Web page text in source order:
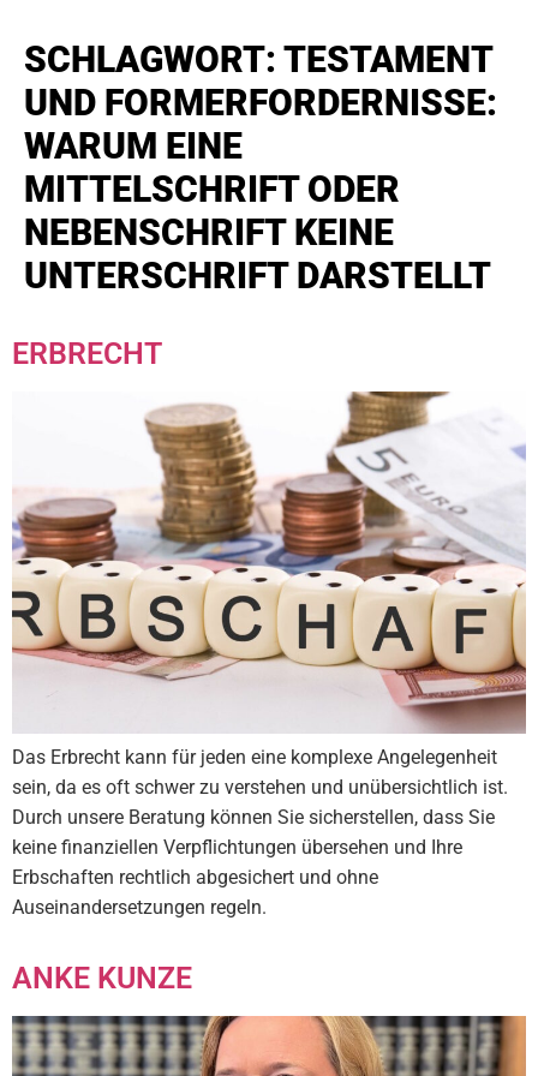
SCHLAGWORT: TESTAMENT
UND FORMERFORDERNISSE:
WARUM EINE
MITTELSCHRIFT ODER
NEBENSCHRIFT KEINE
UNTERSCHRIFT DARSTELLT
ERBRECHT
Das Erbrecht kann für jeden eine komplexe Angelegenheit
sein, da es oft schwer zu verstehen und unübersichtlich ist.
Durch unsere Beratung können Sie sicherstellen, dass Sie
keine finanziellen Verpflichtungen übersehen und Ihre
Erbschaften rechtlich abgesichert und ohne
Auseinandersetzungen regeln.
ANKE KUNZE